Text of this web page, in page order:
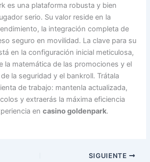
es una plataforma robusta y bien
serio. Su valor reside en la
la integración completa de
seguro en movilidad. La clave para su
en la configuración inicial meticulosa,
la matemática de las promociones y el
la seguridad y el bankroll. Trátala
de trabajo: mantenla actualizada,
y extraerás la máxima eficiencia
encasino goldenpark.
SIGUIENTE